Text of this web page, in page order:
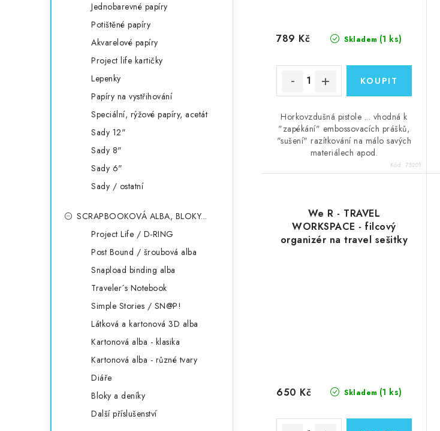
Jednobarevné papíry
Potištěné papíry
Akvarelové papíry
Project life kartičky
Lepenky
Papíry na vystřihování
Speciální, rýžové papíry, acetát
Sady 12"
Sady 8"
Sady 6"
Sady / ostatní
SCRAPBOOKOVÁ ALBA, BLOKY...
Project Life / D-RING
Post Bound / šroubová alba
Snapload binding alba
Traveler´s Notebook
Simple Stories / SN@P!
Látková a kartonová 3D alba
Kartonová alba - klasika
Kartonová alba - různé tvary
Diáře
Bloky a deníky
Další příslušenství
Skladem (1 ks)
789 Kč
Horkovzdušná pistole ... vhodná k
"zapékání" embossovacích prášků,
"sušení" razítkování na málo savých
materiálech apod.
Kód:75201
We R - TRAVEL
WORKSPACE - filcový
organizér na travel sešitky
Skladem (1 ks)
650 Kč